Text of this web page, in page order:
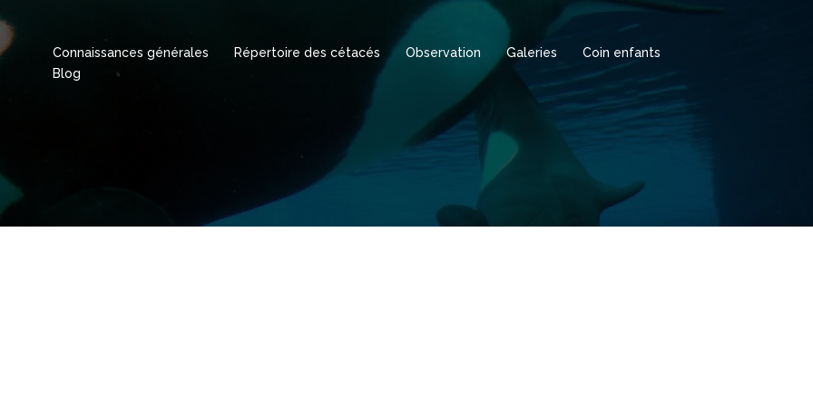
Connaissances générales Répertoire des cétacés Observation Galeries
Coin enfants
Blog